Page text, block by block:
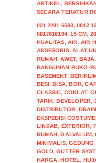
ARTIKEL,
SECARA TERATUR
021 2281 6583,0812
0817616194,15 CM,
KUALITAS,AIR,AIR
AKSESORIS,ALAT
RUMAH,AWET, BAJA,
BANGUNAN RUKO-
BASEMENT,
BESI,BISA,BOR,
CLASSIC, COKLAT,
TARIK,DEVELOPER,
DISTRIBUTOR,
EKSPEDISI COSTUME,
LINDAB, EXTERIOR,
RUMAH,GALVALUM,
MINIMALIS,GEDUNG
GOLD,GUTTER
HARGA,HOTEL,